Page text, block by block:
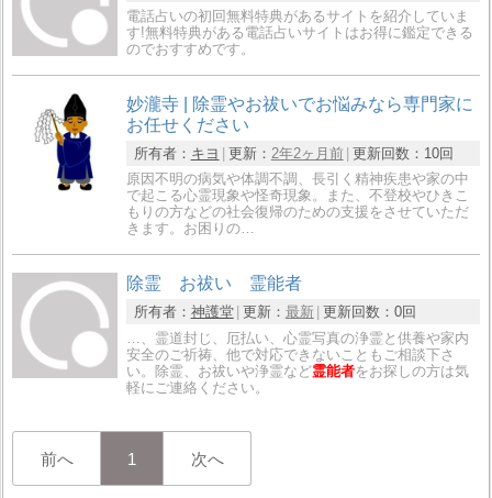
電話占いの初回無料特典があるサイトを紹介していま
す!無料特典がある電話占いサイトはお得に鑑定できる
のでおすすめです。
妙瀧寺 | 除霊やお祓いでお悩みなら専門家に
お任せください
所有者： キヨ 更新： 2年2ヶ月前 更新回数： 10回
原因不明の病気や体調不調、長引く精神疾患や家の中
で起こる心霊現象や怪奇現象。また、不登校やひきこ
もりの方などの社会復帰のための支援をさせていただ
きます。お困りの…
除霊 お祓い 霊能者
所有者： 神護堂 更新： 最新 更新回数： 0回
…、霊道封じ、厄払い、心霊写真の浄霊と供養や家内
安全のご祈祷、他で対応できないこともご相談下さ
い。除霊、お祓いや浄霊など霊能者をお探しの方は気
軽にご連絡ください。
前へ 1 次へ